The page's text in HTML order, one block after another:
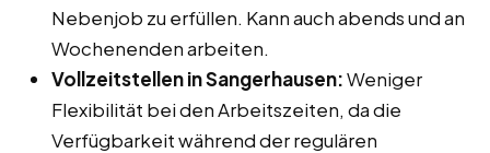
Nebenjob zu erfüllen. Kann auch abends und an
Wochenenden arbeiten.
Vollzeitstellen in Sangerhausen:Weniger
Flexibilität bei den Arbeitszeiten, da die
Verfügbarkeit während der regulären